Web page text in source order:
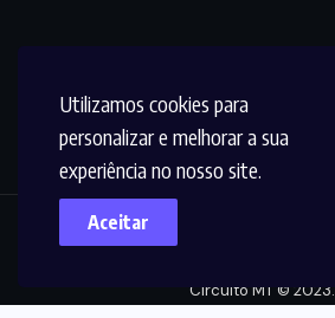
Utilizamos cookies para
personalizar e melhorar a sua
experiência no nosso site.
Aceitar
Circuito MT © 2023.